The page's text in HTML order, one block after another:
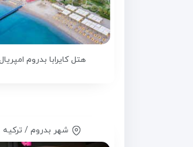
هتل کایرابا بدروم
شهر بدروم / ترکیه